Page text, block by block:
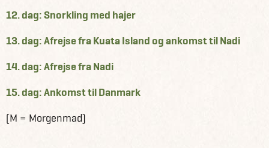
12. dag: Snorkling med hajer
13. dag: Afrejse fra Kuata Island og ankomst til Nadi
14. dag: Afrejse fra Nadi
15. dag: Ankomst til Danmark
(M = Morgenmad)